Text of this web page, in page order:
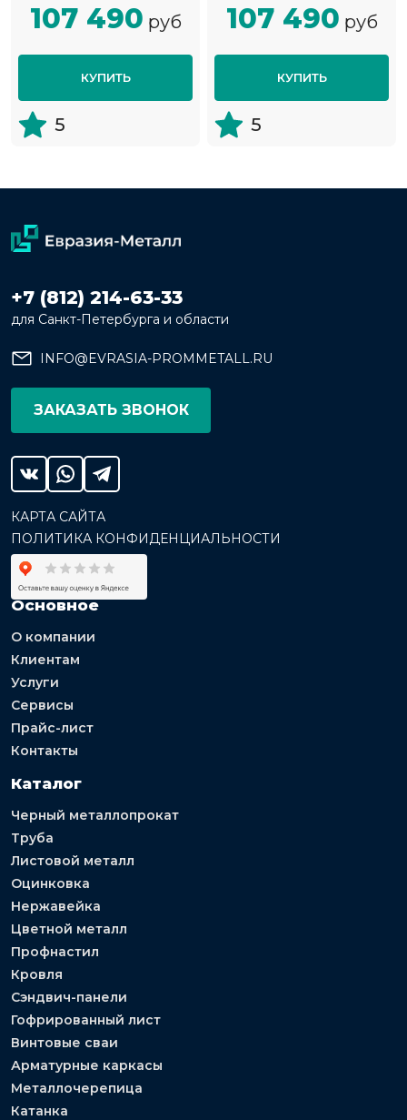
107 490 руб
КУПИТЬ
5
107 490 руб
КУПИТЬ
5
+7 (812) 214-63-33
для Санкт-Петербурга и области
INFO@EVRASIA-PROMMETALL.RU
ЗАКАЗАТЬ ЗВОНОК
КАРТА САЙТА
ПОЛИТИКА КОНФИДЕНЦИАЛЬНОСТИ
Основное
О компании
Клиентам
Услуги
Сервисы
Прайс-лист
Контакты
Каталог
Черный металлопрокат
Труба
Листовой металл
Оцинковка
Нержавейка
Цветной металл
Профнастил
Кровля
Сэндвич-панели
Гофрированный лист
Винтовые сваи
Арматурные каркасы
Металлочерепица
Катанка